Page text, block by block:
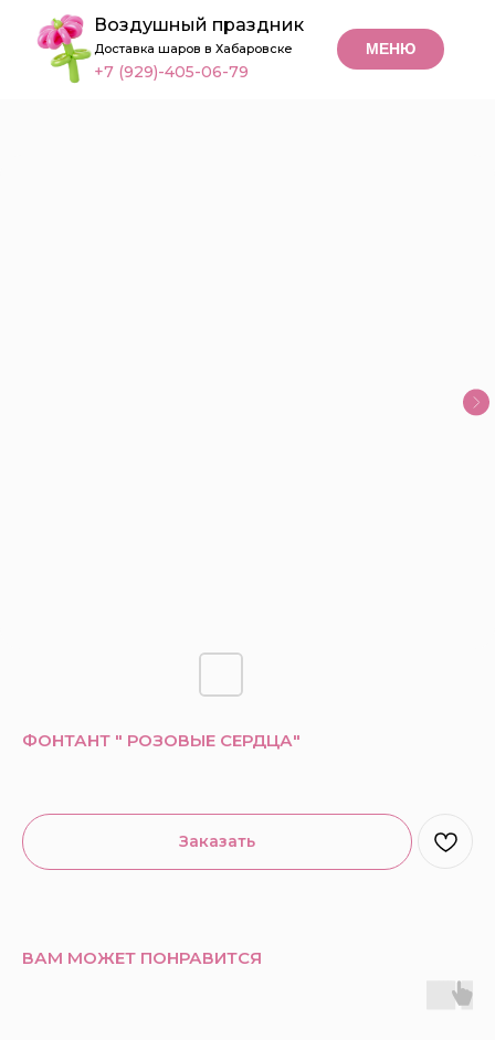
МЕНЮ
Воздушный праздник
Доставка шаров в Хабаровске
+7 (929)-405-06-79
ФОНТАНТ " РОЗОВЫЕ СЕРДЦА"
Заказать
ВАМ МОЖЕТ ПОНРАВИТСЯ